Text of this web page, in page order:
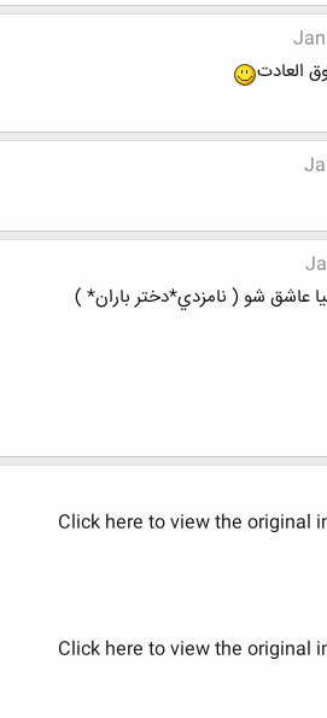
Jan
العادت
شو ( نامزدي*دختر باران* )
Click here to view the original
Click here to view the original